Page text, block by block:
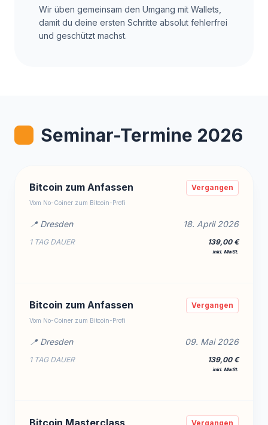
Wir üben gemeinsam den Umgang mit Wallets,
damit du deine ersten Schritte absolut fehlerfrei
und geschützt machst.
Seminar-Termine 2026
Bitcoin zum Anfassen
Vom No-Coiner zum Bitcoin-Profi
Vergangen
📍 Dresden 18. April 2026
1 TAG DAUER 139,00 €
inkl. MwSt.
Bitcoin zum Anfassen
Vom No-Coiner zum Bitcoin-Profi
Vergangen
📍 Dresden 09. Mai 2026
1 TAG DAUER 139,00 €
inkl. MwSt.
Bitcoin Masterclass Vergangen